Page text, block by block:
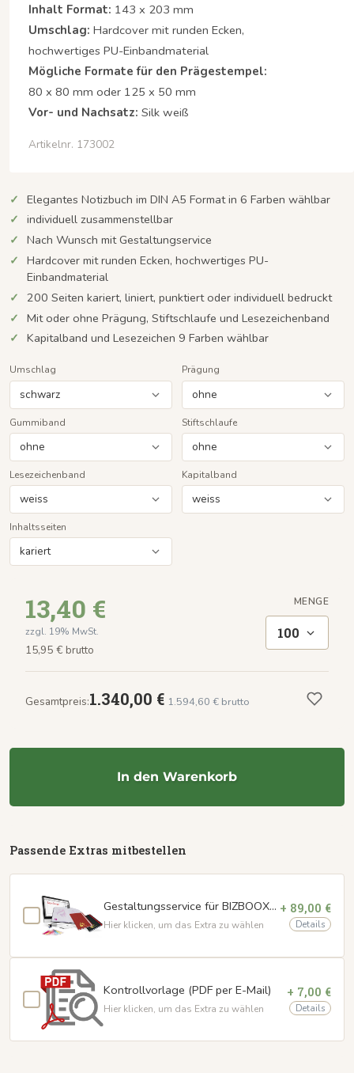
Inhalt Format: 143 x 203 mm
Umschlag: Hardcover mit runden Ecken,
hochwertiges PU-Einbandmaterial
Mögliche Formate für den Prägestempel:
80 x 80 mm oder 125 x 50 mm
Vor- und Nachsatz: Silk weiß
Artikelnr. 173002
Elegantes Notizbuch im DIN A5 Format in 6 Farben wählbar
individuell zusammenstellbar
Nach Wunsch mit Gestaltungservice
Hardcover mit runden Ecken, hochwertiges PU-
Einbandmaterial
200 Seiten kariert, liniert, punktiert oder individuell bedruckt
Mit oder ohne Prägung, Stiftschlaufe und Lesezeichenband
Kapitalband und Lesezeichen 9 Farben wählbar
Umschlag Prägung
Gummiband Stiftschlaufe
Lesezeichenband Kapitalband
Inhaltsseiten
13,40 €
zzgl. 19% MwSt.
15,95 € brutto
MENGE
100
Gesamtpreis:1.340,00 € 1.594,60 € brutto
In den Warenkorb
Passende Extras mitbestellen
Gestaltungsservice für BIZBOOX® Notizbuch mit Prägung / Druck
Hier klicken, um das Extra zu wählen
+ 89,00 €
Details
Kontrollvorlage (PDF per E-Mail)
Hier klicken, um das Extra zu wählen
+ 7,00 €
Details